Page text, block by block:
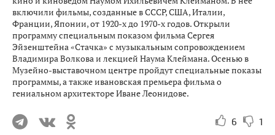
включили фильмы, созданные в СССР, США, Италии,
Франции, Японии, от 1920-х до 1970-х годов. Открыли
программу специальным показом фильма Сергея
Эйзенштейна «Стачка» с музыкальным сопровождением
Владимира Волкова и лекцией Наума Клеймана. Осенью в
Музейно-выставочном центре пройдут специальные показы
программы, а также ивановская премьера фильма о
гениальном архитекторе Иване Леонидове.
6 1